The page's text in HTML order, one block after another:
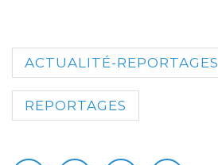
ACTUALITÉ-REPORTAGES
REPORTAGES